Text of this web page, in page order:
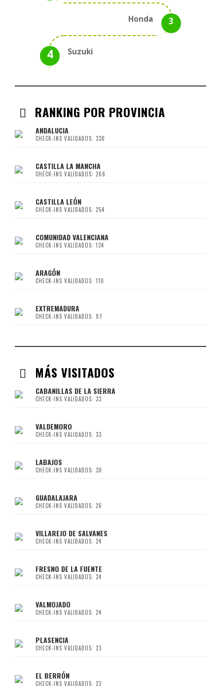
Honda
Suzuki
RANKING POR PROVINCIA
ANDALUCIA
CHECK-INS VALIDADOS: 330
CASTILLA LA MANCHA
CHECK-INS VALIDADOS: 268
CASTILLA LEÓN
CHECK-INS VALIDADOS: 254
COMUNIDAD VALENCIANA
CHECK-INS VALIDADOS: 134
ARAGÓN
CHECK-INS VALIDADOS: 110
EXTREMADURA
CHECK-INS VALIDADOS: 97
MÁS VISITADOS
CABANILLAS DE LA SIERRA
CHECK-INS VALIDADOS: 33
VALDEMORO
CHECK-INS VALIDADOS: 33
LABAJOS
CHECK-INS VALIDADOS: 30
GUADALAJARA
CHECK-INS VALIDADOS: 26
VILLAREJO DE SALVANES
CHECK-INS VALIDADOS: 24
FRESNO DE LA FUENTE
CHECK-INS VALIDADOS: 24
VALMOJADO
CHECK-INS VALIDADOS: 24
PLASENCIA
CHECK-INS VALIDADOS: 23
EL BERRÓN
CHECK-INS VALIDADOS: 22